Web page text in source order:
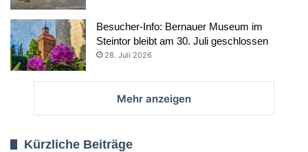
Besucher-Info: Bernauer Museum im
Steintor bleibt am 30. Juli geschlossen
28. Juli 2026
Mehr anzeigen
Kürzliche Beiträge